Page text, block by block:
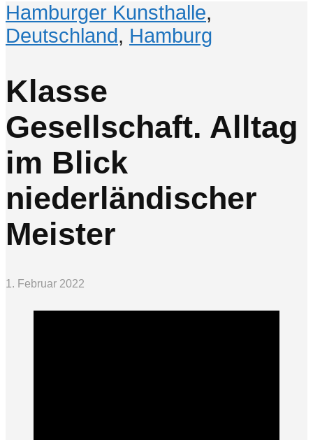
Hamburger Kunsthalle,
Deutschland, Hamburg
Klasse
Gesellschaft. Alltag
im Blick
niederländischer
Meister
1. Februar 2022